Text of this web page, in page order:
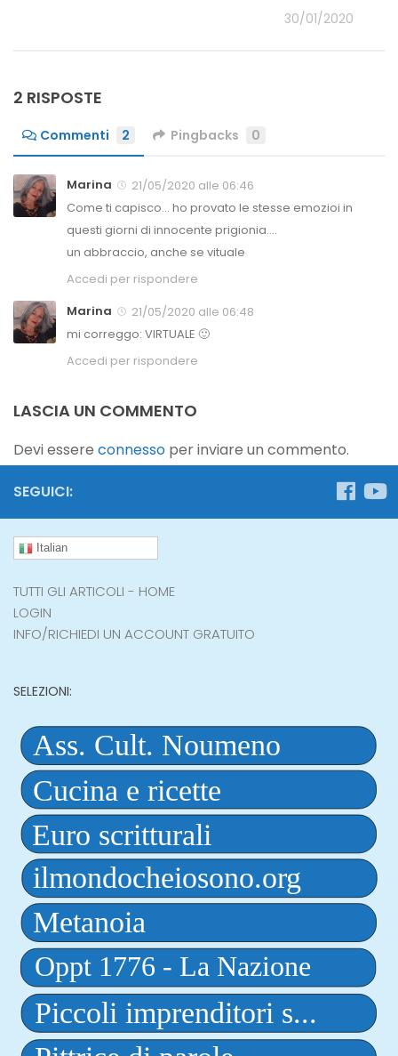
30/01/2020
2 RISPOSTE
Commenti 2 Pingbacks 0
Marina
21/05/2020 alle 06:46
Come ti capisco… ho provato le stesse emozioi in
questi giorni di innocente prigionia….
un abbraccio, anche se vituale
Accedi per rispondere
Marina
21/05/2020 alle 06:48
mi correggo: VIRTUALE 🙂
Accedi per rispondere
LASCIA UN COMMENTO
Devi essere connesso per inviare un commento.
SEGUICI:
Italian
TUTTI GLI ARTICOLI - HOME
LOGIN
INFO/RICHIEDI UN ACCOUNT GRATUITO
SELEZIONI: